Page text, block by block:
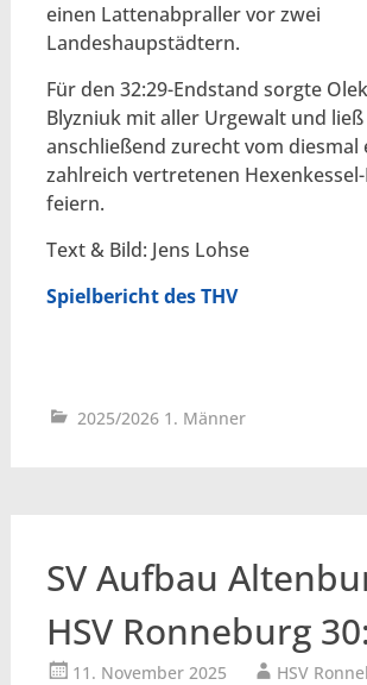
einen Lattenabpraller vor zwei
Landeshaupstädtern.
Für den 32:29-Endstand sorgte
Blyzniuk mit aller Urgewalt und ließ
anschließend zurecht vom diesmal
zahlreich vertretenen
feiern.
Text & Bild: Jens Lohse
Spielbericht des THV
2025/2026 1. Männer
SV Aufbau
HSV Ronneburg
11. November 2025 HSV